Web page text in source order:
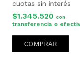
$1.345.520 con
COMPRAR